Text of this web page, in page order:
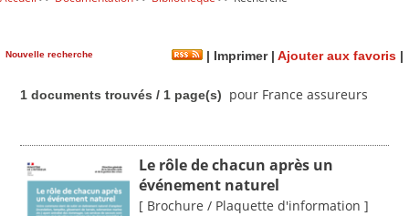
Nouvelle recherche | Imprimer| Ajouter aux favoris |
1 documents trouvés / 1 page(s) pour France assureurs
Le rôle de chacun après un
événement naturel
[ Brochure / Plaquette d'information ]